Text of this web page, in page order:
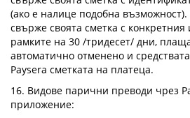
(ако е налице подобна
свърже своята сметка с
рамките на 30 /тридесет/ дни,
автоматично отменено и
Paysera сметката на платеца.
16. Видове парични преводи чрез
приложение: